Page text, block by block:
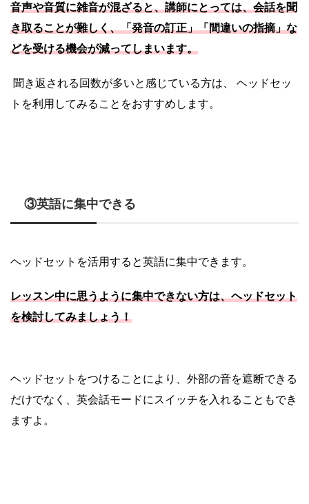
音声や音質に雑音が混ざると、講師にとっては、会話を聞
き取ることが難しく、「発音の訂正」「間違いの指摘」な
どを受ける機会が減ってしまいます。
聞き返される回数が多いと感じている方は、 ヘッドセッ
トを利用してみることをおすすめします。
③英語に集中できる
ヘッドセットを活用すると英語に集中できます。
レッスン中に思うように集中できない方は、ヘッドセット
を検討してみましょう！
ヘッドセットをつけることにより、外部の音を遮断できる
だけでなく、英会話モードにスイッチを入れることもでき
ますよ。